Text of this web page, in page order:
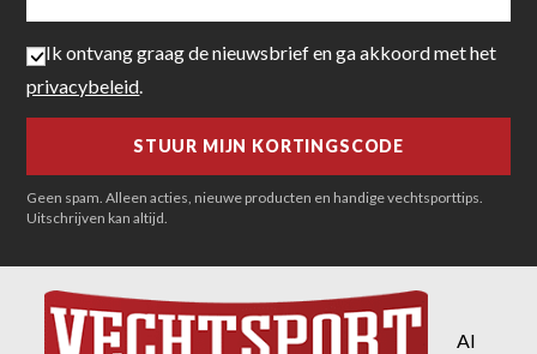
Ik ontvang graag de nieuwsbrief en ga akkoord met het
privacybeleid.
Geen spam. Alleen acties, nieuwe producten en handige vechtsporttips.
Uitschrijven kan altijd.
Al